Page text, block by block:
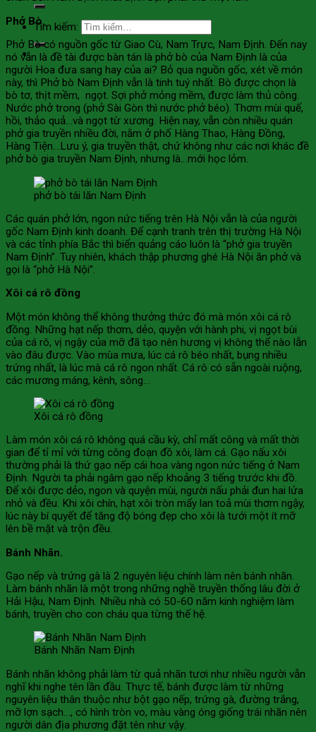
Tìm kiếm:
Phở Bò.
Phở Bò có nguồn gốc từ Giao Cù, Nam Trực, Nam Định. Đến nay
nó vẫn là đề tài được bàn tán là phở bò của Nam Định là của
người Hoa đưa sang hay của ai? Bỏ qua nguồn gốc, xét về món
này, thì Phở bò Nam Định vẫn là tinh tuý nhất. Bò được chọn là
bò tơ, thịt mềm, ngọt. Sợi phở mỏng mềm, được làm thủ công.
Nước phở trong (phở Sài Gòn thì nước phở béo). Thơm mùi quế,
hồi, thảo quả…và ngọt từ xương. Hiện nay, vẫn còn nhiều quán
phở gia truyền nhiều đời, nằm ở phố Hàng Thao, Hàng Đồng,
Hàng Tiện…Lưu ý, gia truyền thật, chứ không như các nơi khác đề
phở bò gia truyền Nam Định, nhưng là…mới học lỏm.
phở bò tái lăn Nam Định
Các quán phở lớn, ngon nức tiếng trên Hà Nội vẫn là của người
gốc Nam Định kinh doanh. Để cạnh tranh trên thị trường Hà Nội
và các tỉnh phía Bắc thì biển quảng cáo luôn là “phở gia truyền
Nam Định”. Tuy nhiên, khách thập phương ghé Hà Nội ăn phở và
gọi là “phở Hà Nội”.
Xôi cá rô đồng
Một món không thể không thưởng thức đó mà món xôi cá rô
đồng. Những hạt nếp thơm, dẻo, quyện với hành phi, vị ngọt bùi
của cá rô, vị ngậy của mỡ đã tạo nên hương vị không thể nào lẫn
vào đâu được. Vào mùa mưa, lúc cá rô béo nhất, bụng nhiều
trứng nhất, là lúc mà cá rô ngon nhất. Cá rô có sẵn ngoài ruộng,
các mương máng, kênh, sông…
Xôi cá rô đồng
Làm món xôi cá rô không quá cầu kỳ, chỉ mất công và mất thời
gian để tỉ mỉ với từng công đoạn đồ xôi, làm cá. Gạo nấu xôi
thường phải là thứ gạo nếp cái hoa vàng ngon nức tiếng ở Nam
Định. Người ta phải ngâm gạo nếp khoảng 3 tiếng trước khi đồ.
Để xôi được dẻo, ngon và quyện mùi, người nấu phải đun hai lửa
nhỏ và đều. Khi xôi chín, hạt xôi tròn mẩy lan toả mùi thơm ngậy,
lúc này bí quyết để tăng độ bóng đẹp cho xôi là tưới một ít mỡ
lên bề mặt và trộn đều.
Bánh Nhãn.
Gạo nếp và trứng gà là 2 nguyên liệu chính làm nên bánh nhãn.
Làm bánh nhãn là một trong những nghề truyền thống lâu đời ở
Hải Hậu, Nam Định. Nhiều nhà có 50-60 năm kinh nghiệm làm
bánh, truyền cho con cháu qua từng thế hệ.
Bánh Nhãn Nam Định
Bánh nhãn không phải làm từ quả nhãn tươi như nhiều người vẫn
nghĩ khi nghe tên lần đầu. Thực tế, bánh được làm từ những
nguyên liệu thân thuộc như bột gạo nếp, trứng gà, đường trắng,
mỡ lợn sạch…, có hình tròn vo, màu vàng óng giống trái nhãn nên
người dân địa phương đặt tên như vậy.